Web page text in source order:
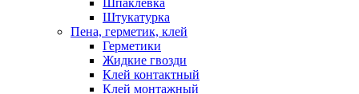
Шпаклевка
Штукатурка
Пена, герметик, клей
Герметики
Жидкие гвозди
Клей контактный
Клей монтажный